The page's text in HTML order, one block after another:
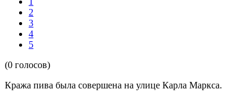
2
3
4
5
(0 голосов)
Кража пива была совершена на улице Карла Маркса.